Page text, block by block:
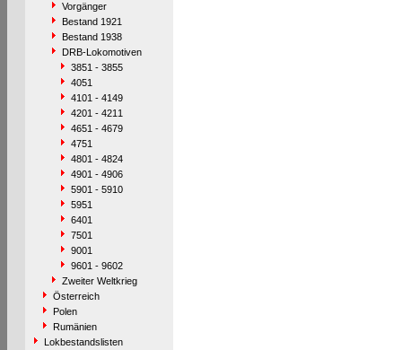
Vorgänger
Bestand 1921
Bestand 1938
DRB-Lokomotiven
3851 - 3855
4051
4101 - 4149
4201 - 4211
4651 - 4679
4751
4801 - 4824
4901 - 4906
5901 - 5910
5951
6401
7501
9001
9601 - 9602
Zweiter Weltkrieg
Österreich
Polen
Rumänien
Lokbestandslisten